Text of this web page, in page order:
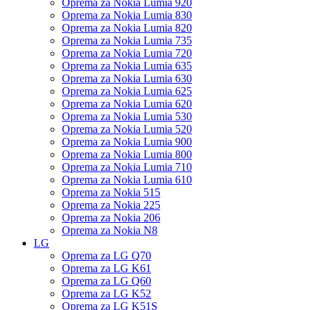
Oprema za Nokia Lumia 920
Oprema za Nokia Lumia 830
Oprema za Nokia Lumia 820
Oprema za Nokia Lumia 735
Oprema za Nokia Lumia 720
Oprema za Nokia Lumia 635
Oprema za Nokia Lumia 630
Oprema za Nokia Lumia 625
Oprema za Nokia Lumia 620
Oprema za Nokia Lumia 530
Oprema za Nokia Lumia 520
Oprema za Nokia Lumia 900
Oprema za Nokia Lumia 800
Oprema za Nokia Lumia 710
Oprema za Nokia Lumia 610
Oprema za Nokia 515
Oprema za Nokia 225
Oprema za Nokia 206
Oprema za Nokia N8
LG
Oprema za LG Q70
Oprema za LG K61
Oprema za LG Q60
Oprema za LG K52
Oprema za LG K51S